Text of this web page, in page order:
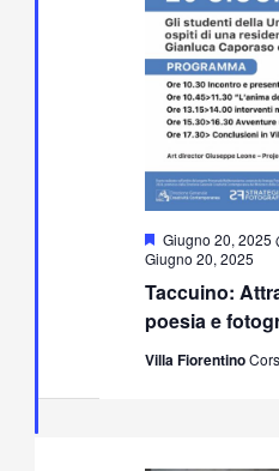
Taccuino:
poesia e
Segnalati
Giugno 20, 2025
Giugno 20, 2025
Villa Fiorentino